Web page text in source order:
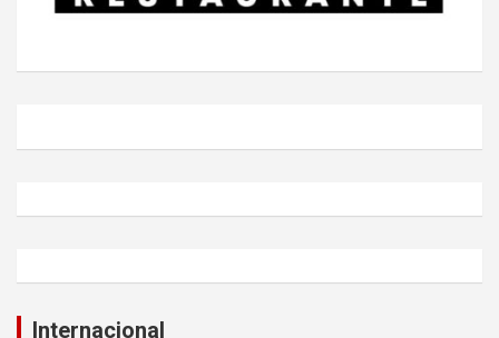
Internacional